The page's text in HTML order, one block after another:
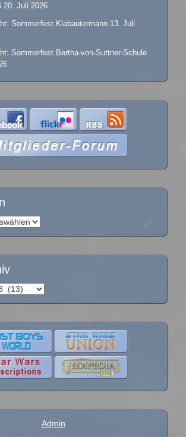
20. Juli 2026
Sommerfest Klabautermann 13. Juli
Sommerfest Bertha-von-Suttner-Schule
Admin